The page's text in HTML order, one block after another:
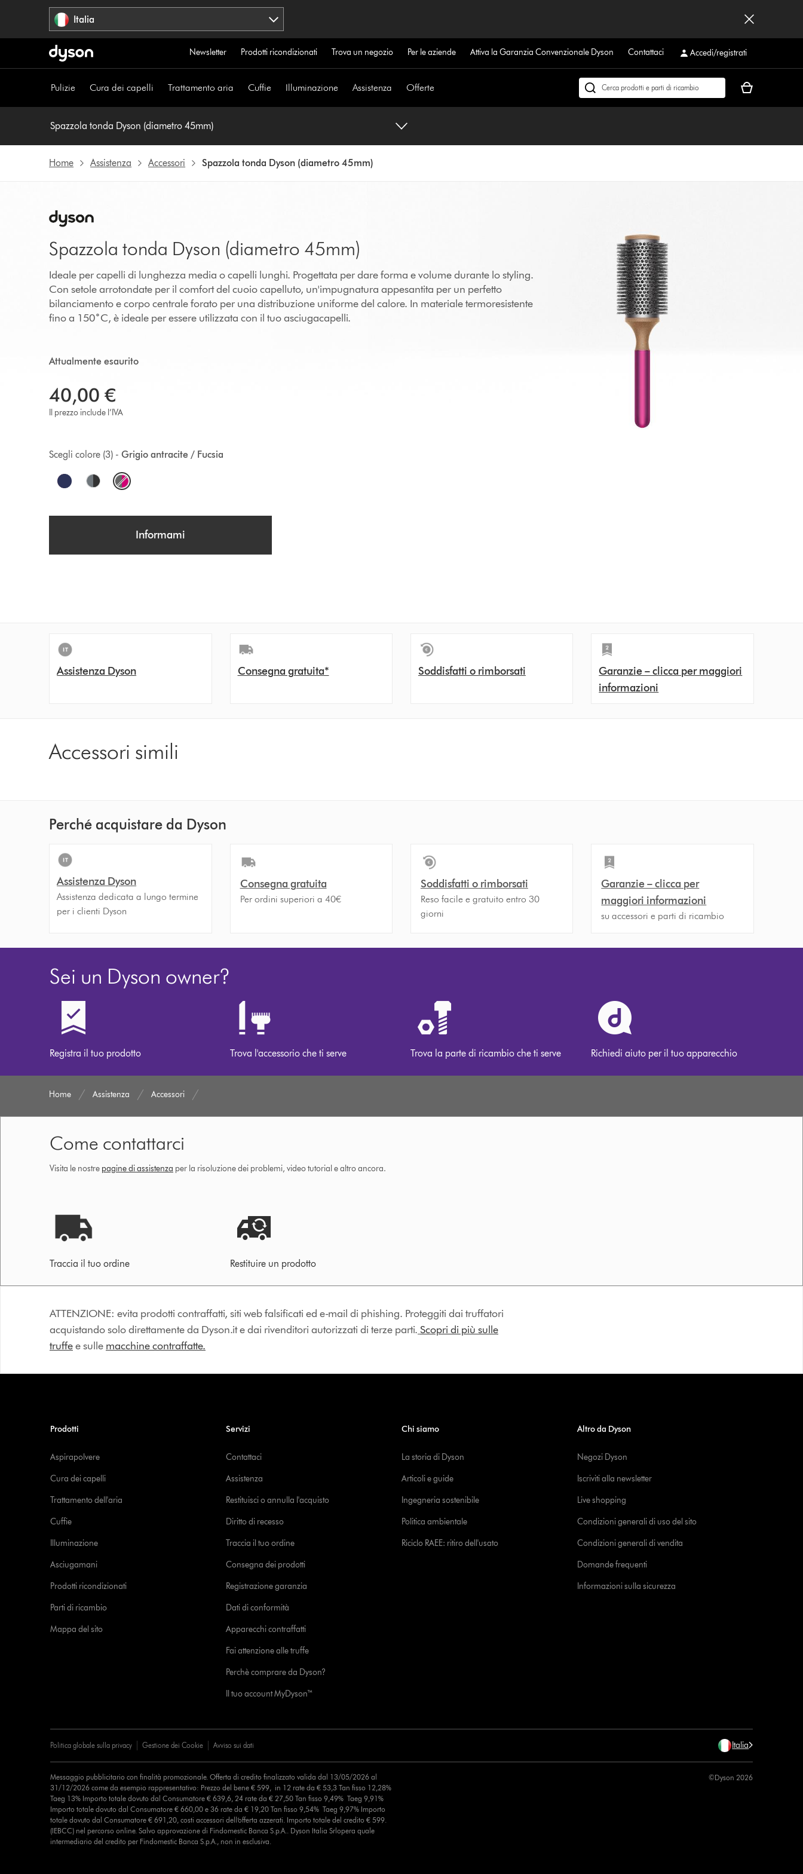
Italia
Newsletter Prodotti ricondizionati Trova un negozio Per le aziende Attiva la Garanzia Convenzionale Dyson Contattaci Accedi/registrati
Pulizie Cura dei capelli Trattamento aria Cuffie Illuminazione Assistenza Offerte
Cerca
Il
Spazzola tonda Dyson (diametro 45mm)
Home Assistenza Accessori Spazzola tonda Dyson (diametro 45mm)
Spazzola tonda Dyson (diametro 45mm)
Ideale per capelli di lunghezza media o capelli lunghi. Progettata per dare forma e volume durante lo styling.
Con setole arrotondate per il comfort del cuoio capelluto, un'impugnatura appesantita per un perfetto
bilanciamento e corpo centrale forato per una distribuzione uniforme del calore. In materiale termoresistente
fino a 150˚C, è ideale per essere utilizzata con il tuo asciugacapelli.
Attualmente esaurito
40,00 €
Il prezzo include l’IVA
Grigio antracite / Fucsia
Scegli colore (3) -
O
t
Informami
Assistenza Dyson Consegna gratuita* Soddisfatti o rimborsati
Garanzie – clicca per maggiori
informazioni
Accessori simili
Perché acquistare da Dyson
Assistenza Dyson
Assistenza dedicata a lungo termine
per i clienti Dyson
Consegna gratuita
Per ordini superiori a 40€
Soddisfatti o rimborsati
Reso facile e gratuito entro 30
giorni
Garanzie – clicca per
maggiori informazioni
su accessori e parti di ricambio
Sei un Dyson owner?
Registra il tuo prodotto Trova l'accessorio che ti serve Trova la parte di ricambio che ti serve Richiedi aiuto per il tuo apparecchio
Home Assistenza Accessori
Come contattarci
Visita le nostre pagine di assistenza per la risoluzione dei problemi, video tutorial e altro ancora.
Traccia il tuo ordine Restituire un prodotto
ATTENZIONE: evita prodotti contraffatti, siti web falsificati ed e-mail di phishing. Proteggiti dai truffatori
acquistando solo direttamente da Dyson.it e dai rivenditori autorizzati di terze parti. Scopri di più sulle
truffee sulle macchine contraffatte.
Prodotti
Aspirapolvere
Cura dei capelli
Trattamento dell'aria
Cuffie
Illuminazione
Asciugamani
Prodotti ricondizionati
Parti di ricambio
Mappa del sito
Servizi
Contattaci
Assistenza
Restituisci o annulla l'acquisto
Diritto di recesso
Traccia il tuo ordine
Consegna dei prodotti
Registrazione garanzia
Dati di conformità
Apparecchi contraffatti
Fai attenzione alle truffe
Perchè comprare da Dyson?
Il tuo account MyDyson™
Chi siamo
La storia di Dyson
Articoli e guide
Ingegneria sostenibile
Politica ambientale
Riciclo RAEE: ritiro dell'usato
Altro da Dyson
Negozi Dyson
Iscriviti alla newsletter
Live shopping
Condizioni generali di uso del sito
Condizioni generali di vendita
Domande frequenti
Informazioni sulla sicurezza
Politica globale sulla privacy Gestione dei Cookie Avviso sui dati Italia
Messaggio pubblicitario con finalità promozionale. Offerta di credito finalizzato valida dal 13/05/2026 al
31/12/2026 come da esempio rappresentativo: Prezzo del bene € 599, in 12 rate da € 53,3 Tan fisso 12,28%
Taeg 13% Importo totale dovuto dal Consumatore € 639,6, 24 rate da € 27,50 Tan fisso 9,49% Taeg 9,91%
Importo totale dovuto dal Consumatore € 660,00 e 36 rate da € 19,20 Tan fisso 9,54% Taeg 9,97% Importo
totale dovuto dal Consumatore € 691,20, costi accessori dell’offerta azzerati. Importo totale del credito € 599.
(IEBCC) nel percorso online. Salvo approvazione di Findomestic Banca S.p.A.. Dyson Italia Srlopera quale
intermediario del credito per Findomestic Banca S.p.A., non in esclusiva.
©Dyson 2026